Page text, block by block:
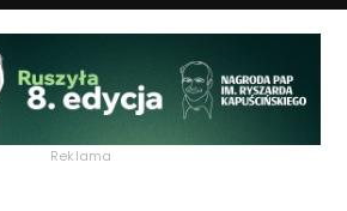
Reklama